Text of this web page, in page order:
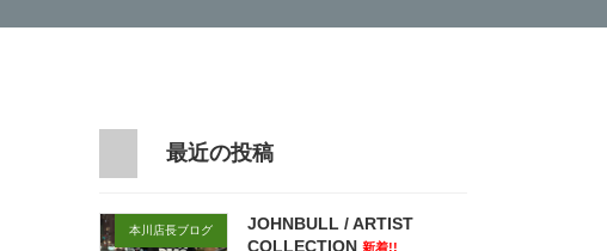
最近の投稿
本川店長ブログ
JOHNBULL / ARTIST
COLLECTION 新着!!